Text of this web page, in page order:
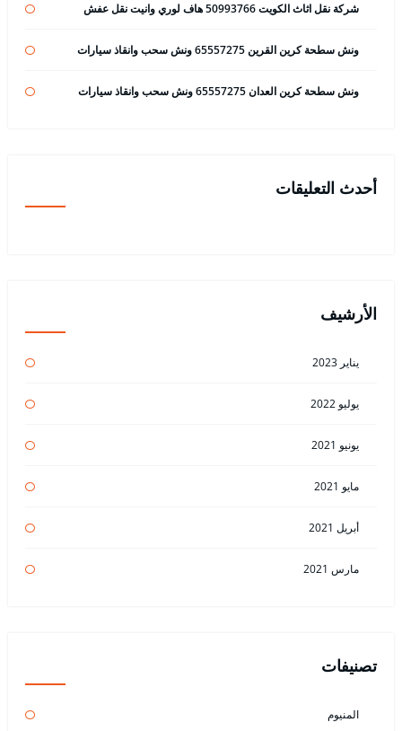
شركة نقل اثاث الكويت 50993766 هاف لوري وانيت نقل عفش
ونش سطحة كرين القرين 65557275 ونش سحب وانقاذ سيارات
ونش سطحة كرين العدان 65557275 ونش سحب وانقاذ سيارات
أحدث التعليقات
الأرشيف
يناير 2023
يوليو 2022
يونيو 2021
مايو 2021
أبريل 2021
مارس 2021
تصنيفات
المنيوم